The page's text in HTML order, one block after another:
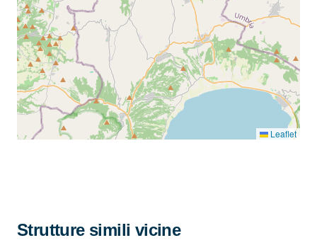
Leaflet
Strutture simili vicine